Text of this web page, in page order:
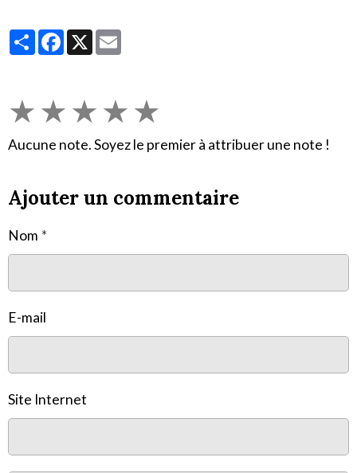
PartagerFacebook
X
★★★★★
Aucune note. Soyez le premier à attribuer une note !
Ajouter un commentaire
Nom
E-mail
Site Internet